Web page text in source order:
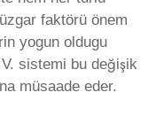
faktörü önem
yogun oldugu
sistemi bu değişik
müsaade eder.